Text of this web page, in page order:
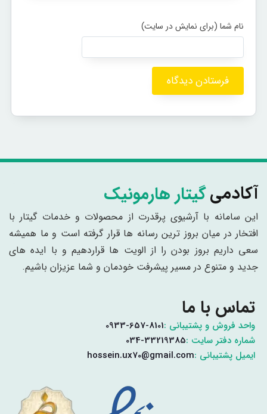
آکادمیگیتار هارمونیک
این سامانه با آرشیوی پرقدرت از محصولات و خدمات گیتار با
افتخار در میان بروز ترین رسانه ها قرار گرفته است و ما همیشه
سعی داریم بروز بودن را از الویت ها قراردهیم و با ایده های
جدید و متنوع در مسیر پیشرفت خودمان و شما عزیزان باشیم.
تماس با ما
واحد فروش و پشتیبانی :0933-657-8101
شماره دفتر سایت :034-33219385
ایمیل پشتیبانی :hossein.ux70@gmail.com